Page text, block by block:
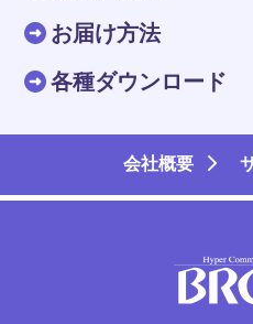
お届け方法
各種ダウンロード
会社概要